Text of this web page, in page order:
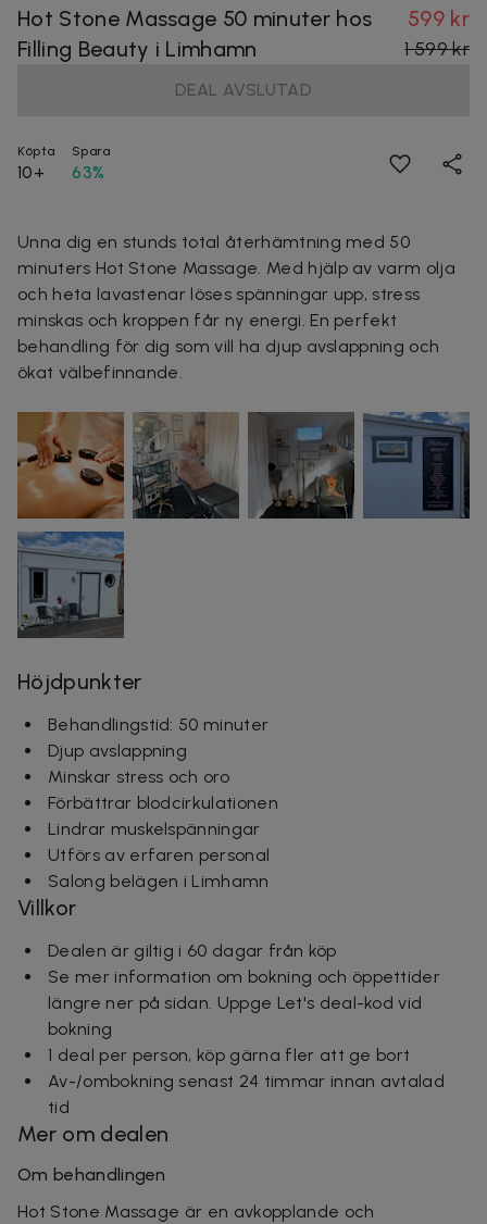
Hot Stone Massage 50 minuter hos
Filling Beauty i Limhamn
599 kr
1 599 kr
DEAL AVSLUTAD
Köpta
10+
Spara
63%
Unna dig en stunds total återhämtning med 50
minuters Hot Stone Massage. Med hjälp av varm olja
och heta lavastenar löses spänningar upp, stress
minskas och kroppen får ny energi. En perfekt
behandling för dig som vill ha djup avslappning och
ökat välbefinnande.
Höjdpunkter
Behandlingstid: 50 minuter
Djup avslappning
Minskar stress och oro
Förbättrar blodcirkulationen
Lindrar muskelspänningar
Utförs av erfaren personal
Salong belägen i Limhamn
Villkor
Dealen är giltig i 60 dagar från köp
Se mer information om bokning och öppettider
längre ner på sidan. Uppge Let's deal-kod vid
bokning
1 deal per person, köp gärna fler att ge bort
Av-/ombokning senast 24 timmar innan avtalad
tid
Mer om dealen
Om behandlingen
Hot Stone Massage är en avkopplande och